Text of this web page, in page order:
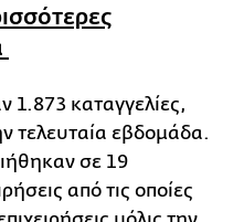
1.873 καταγγελίες,
τελευταία εβδομάδα.
σε 19
από τις οποίες